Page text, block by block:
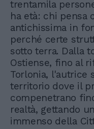
trentamila
ha età: chi pensa
antichissima in
perché certe
sotto terra. Dalla
Ostiense, fino al
Torlonia, l'autrice
territorio dove il
compenetrano
realtà, gettando
immenso della